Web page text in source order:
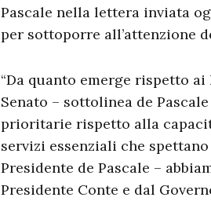
Pascale nella lettera inviata
per sottoporre all’attenzione
“Da quanto emerge rispetto
Senato – sottolinea de
prioritarie rispetto alla
servizi essenziali che
Presidente de Pascale –
Presidente Conte e dal